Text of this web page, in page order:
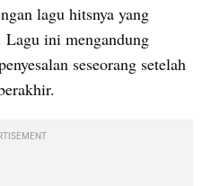
lagu hitsnya yang
ini mengandung
seseorang setelah